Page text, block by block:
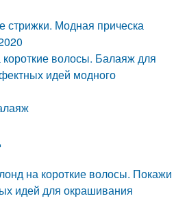
стрижки. Модная прическа
волосы. Балаяж для
идей модного
на короткие волосы. Покажи
идей для окрашивания